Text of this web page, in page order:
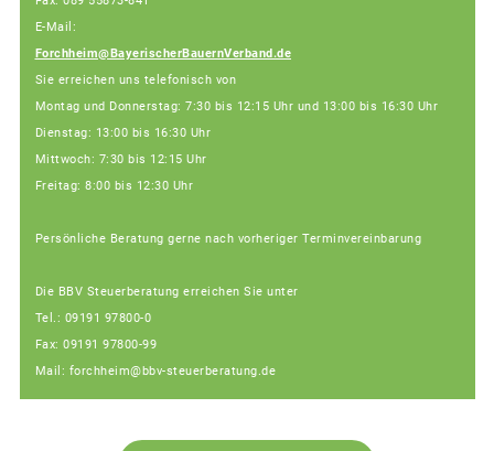
E-Mail:
Forchheim@BayerischerBauernVerband.de
Sie erreichen uns telefonisch von
Montag und Donnerstag: 7:30 bis 12:15 Uhr und 13:00 bis 16:30 Uhr
Dienstag: 13:00 bis 16:30 Uhr
Mittwoch: 7:30 bis 12:15 Uhr
Freitag: 8:00 bis 12:30 Uhr
Persönliche Beratung gerne nach vorheriger Terminvereinbarung
Die BBV Steuerberatung erreichen Sie unter
Tel.: 09191 97800-0
Fax: 09191 97800-99
Mail: forchheim@bbv-steuerberatung.de